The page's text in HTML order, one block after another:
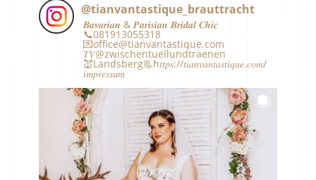
@tianvantastique_brauttracht
𝑩𝒂𝒗𝒂𝒓𝒊𝒂𝒏 & 𝑷𝒂𝒓𝒊𝒔𝒊𝒂𝒏 𝑩𝒓𝒊𝒅𝒂𝒍 𝑪𝒉𝒊𝒄
📞081913055318
💌office@tianvantastique.com
𝑇𝑉@zwischentuellundtraenen
💒Landsberg📃ℎ𝑡𝑡𝑝𝑠://𝑡𝑖𝑎𝑛𝑣𝑎𝑛𝑡𝑎𝑠𝑡𝑖𝑞𝑢𝑒.𝑐𝑜𝑚/
𝑖𝑚𝑝𝑟𝑒𝑠𝑠𝑢𝑚